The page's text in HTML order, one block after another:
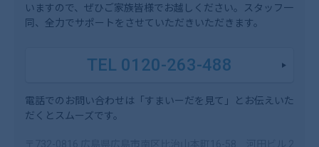
いますので、ぜひご家族皆様でお越しください。スタッフ一
同、全力でサポートをさせていただきいただきます。
TEL 0120-263-488
電話でのお問い合わせは「すまいーだを見て」とお伝えいた
だくとスムーズです。